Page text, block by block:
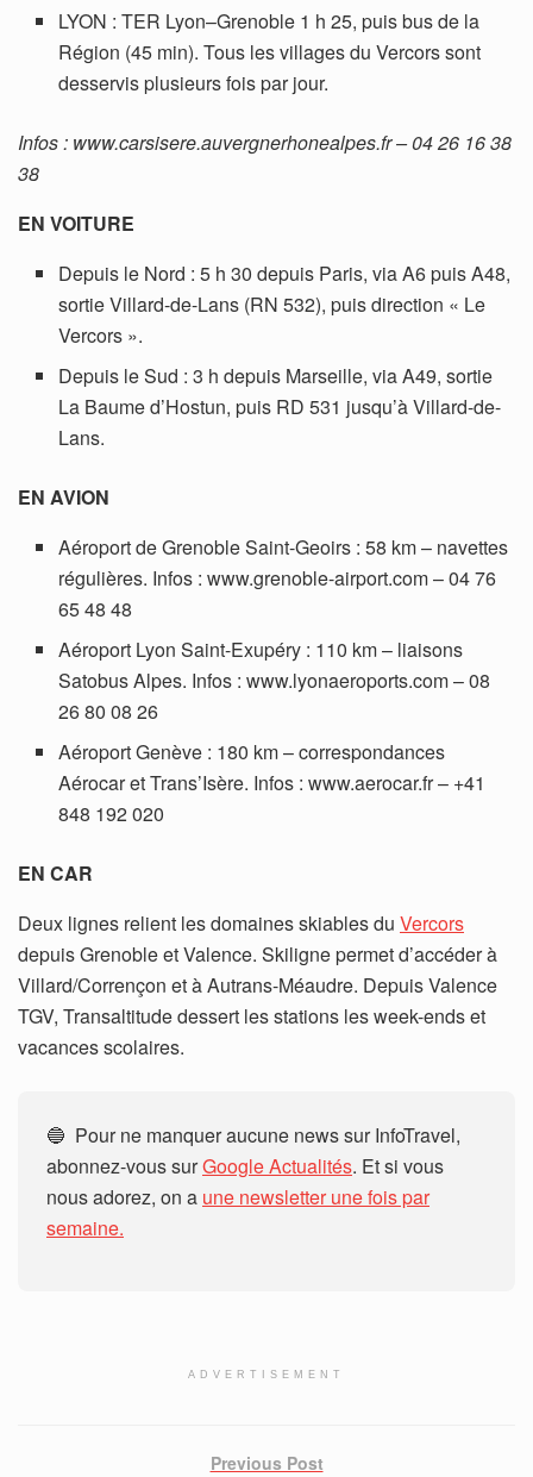
LYON : TER Lyon–Grenoble 1 h 25, puis bus de la
Région (45 min). Tous les villages du Vercors sont
desservis plusieurs fois par jour.
Infos : www.carsisere.auvergnerhonealpes.fr – 04 26 16 38
38
EN VOITURE
Depuis le Nord : 5 h 30 depuis Paris, via A6 puis A48,
sortie Villard-de-Lans (RN 532), puis direction « Le
Vercors ».
Depuis le Sud : 3 h depuis Marseille, via A49, sortie
La Baume d’Hostun, puis RD 531 jusqu’à Villard-de-
Lans.
EN AVION
Aéroport de Grenoble Saint-Geoirs : 58 km – navettes
régulières. Infos : www.grenoble-airport.com – 04 76
65 48 48
Aéroport Lyon Saint-Exupéry : 110 km – liaisons
Satobus Alpes. Infos : www.lyonaeroports.com – 08
26 80 08 26
Aéroport Genève : 180 km – correspondances
Aérocar et Trans’Isère. Infos : www.aerocar.fr – +41
848 192 020
EN CAR
Deux lignes relient les domaines skiables du Vercors
depuis Grenoble et Valence. Skiligne permet d’accéder à
Villard/Corrençon et à Autrans-Méaudre. Depuis Valence
TGV, Transaltitude dessert les stations les week-ends et
vacances scolaires.
🔵 Pour ne manquer aucune news sur InfoTravel,
abonnez-vous surGoogle Actualités. Et si vous
nous adorez, on a une newsletter une fois par
semaine.
ADVERTISEMENT
Previous Post